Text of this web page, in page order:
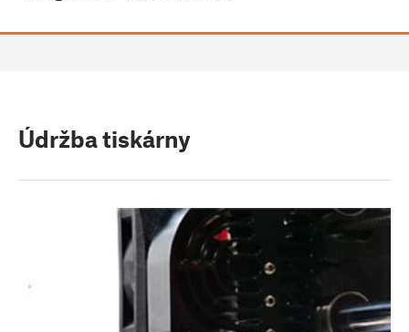
Údržba tiskárny